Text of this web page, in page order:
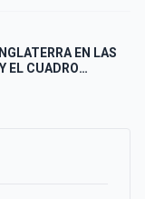
EN LAS
EL CUADRO